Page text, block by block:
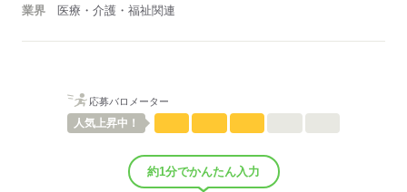
業界 医療・介護・福祉関連
応募バロメーター
人気上昇中！
約1分でかんたん入力